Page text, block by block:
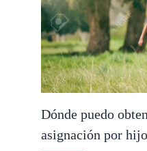
Dónde puedo
asignación por